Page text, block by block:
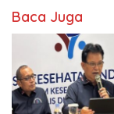
Baca Juga